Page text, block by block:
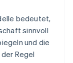
bedeutet,
sinnvoll
und die
Regel